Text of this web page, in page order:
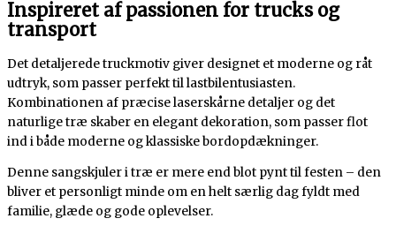
Inspireret af passionen for trucks og
transport
Det detaljerede truckmotiv giver designet et moderne og råt
udtryk, som passer perfekt til lastbilentusiasten.
Kombinationen af præcise laserskårne detaljer og det
naturlige træ skaber en elegant dekoration, som passer flot
ind i både moderne og klassiske bordopdækninger.
Denne sangskjuler i træ er mere end blot pynt til festen – den
bliver et personligt minde om en helt særlig dag fyldt med
familie, glæde og gode oplevelser.